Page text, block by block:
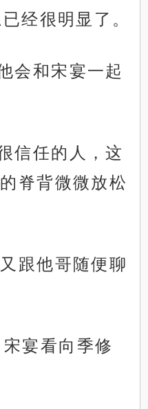
经很明显了。
会和宋宴一起
信任的人，这
脊背微微放松
跟他哥随便聊
宴看向季修